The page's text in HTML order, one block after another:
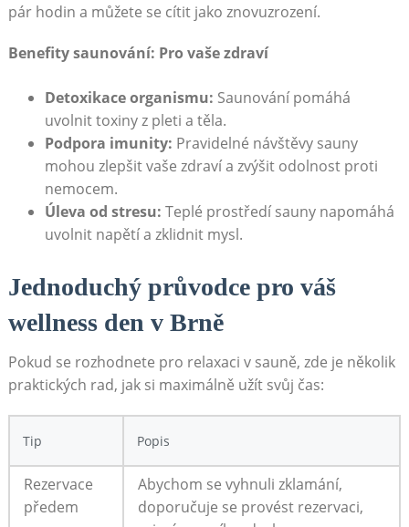
pár hodin a můžete se cítit jako znovuzrození.
Benefity saunování: Pro vaše zdraví
Detoxikace organismu: Saunování pomáhá
uvolnit toxiny z pleti a těla.
Podpora imunity: Pravidelné návštěvy sauny
mohou zlepšit vaše zdraví a zvýšit odolnost proti
nemocem.
Úleva od stresu: Teplé prostředí sauny napomáhá
uvolnit napětí a zklidnit mysl.
Jednoduchý průvodce pro váš
wellness den v Brně
Pokud se rozhodnete pro relaxaci v sauně, zde je několik
praktických rad, jak si maximálně užít svůj čas:
Tip Popis
Rezervace
předem
Abychom se vyhnuli zklamání,
doporučuje se provést rezervaci,